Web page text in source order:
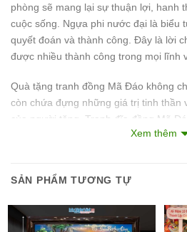
phòng sẽ mang lại sự thuận lợi, hanh
cuộc sống. Ngựa phi nước đại là biểu
quyết đoán và thành công. Đây là lời
được nhiều thành công trong mọi lĩnh
Quà tặng tranh đồng Mã Đáo không
còn chứa đựng những giá trị tinh thần
của người tặng. Tranh đĩa đồng Mã
hảo cho các dịp quan trọng như tân
lưu niệm quý giá và ý nghĩa.
Biểu Tượng Thành Công
: Ngựa
Xem thêm
SẢN PHẨM TƯƠNG TỰ